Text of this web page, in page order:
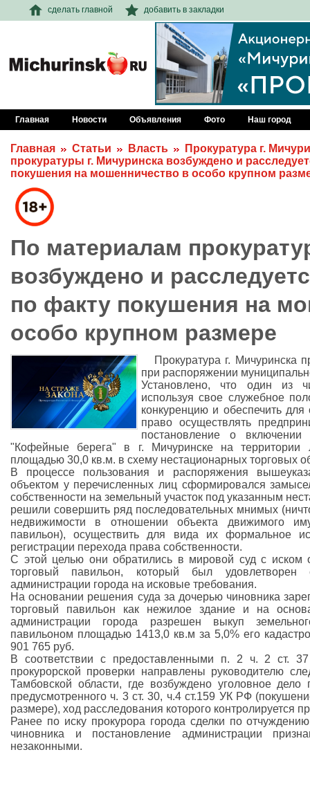
сделать главной добавить в закладки
Главная Новости Объявления Фото Наш город
Главная Статьи Власть
Прокуратура г.
прокуратуры г. Мичуринска возбуждено и
покушения на мошенничество в особо крупном
По материалам
возбуждено и
по факту покушения на
особо крупном размере
Прокуратура г. Мичуринска
при распоряжении
Установлено, что один из
используя свое служебное
конкуренцию и обеспечить для
право осуществлять
постановление о включении
"Кофейные берега" в г. Мичуринске на территории
площадью 30,0 кв.м. в схему нестационарных торговых
В процессе пользования и распоряжения
объектом у перечисленных лиц сформировался
собственности на земельный участок под указанным
решили совершить ряд последовательных мнимых
недвижимости в отношении объекта движимого
павильон), осуществить для вида их формальное
регистрации перехода права собственности.
С этой целью они обратились в мировой суд с иском
торговый павильон, который был удовлетворен
администрации города на исковые требования.
На основании решения суда за дочерью чиновника
торговый павильон как нежилое здание и на
администрации города разрешен выкуп
павильоном площадью 1413,0 кв.м за 5,0% его
901 765 руб.
В соответствии с предоставленными п. 2 ч. 2 ст.
прокурорской проверки направлены руководителю
Тамбовской области, где возбуждено уголовное дело
предусмотренного ч. 3 ст. 30, ч.4 ст.159 УК РФ
размере), ход расследования которого контролируется
Ранее по иску прокурора города сделки по
чиновника и постановление администрации
незаконными.